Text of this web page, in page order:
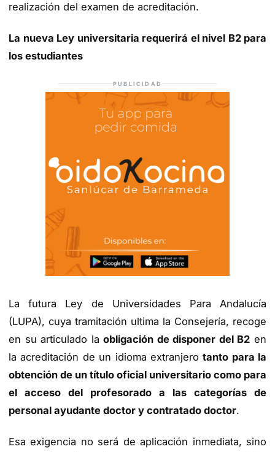
realización del examen de acreditación.
La nueva Ley universitaria requerirá el nivel B2 para
los estudiantes
PUBLICIDAD
La futura Ley de Universidades Para Andalucía
(LUPA), cuya tramitación ultima la Consejería, recoge
en su articulado laobligación de disponer del B2 en
la acreditación de un idioma extranjerotanto para la
obtención de un título oficial universitario como para
el acceso del profesorado a las categorías de
personal ayudante doctor y contratado doctor.
Esa exigencia no será de aplicación inmediata, sino